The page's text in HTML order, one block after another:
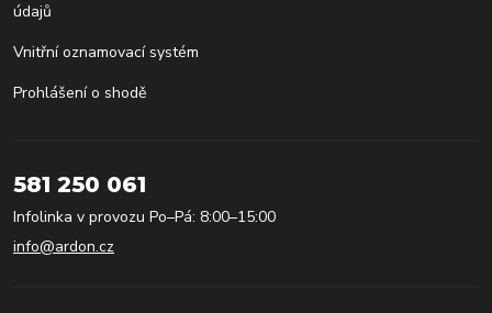
údajů
Vnitřní oznamovací systém
Prohlášení o shodě
581 250 061
Infolinka v provozu Po–Pá: 8:00–15:00
info@ardon.cz